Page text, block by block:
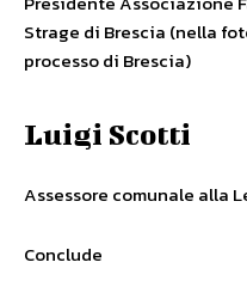
Strage di Brescia (nella
processo di Brescia)
Luigi Scotti
Assessore comunale alla
Conclude